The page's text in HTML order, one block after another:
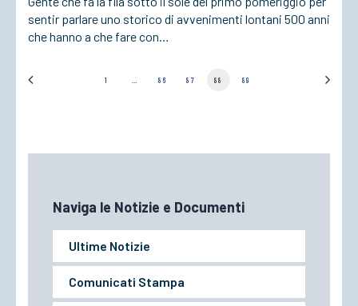
sentir parlare uno storico di avvenimenti lontani 500 anni
che hanno a che fare con…
1 86 87 88 89
Ultime Notizie
Comunicati Stampa